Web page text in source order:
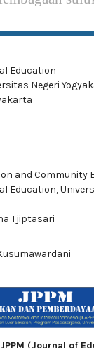
Education
Negeri
and Community
Education,
Tjiptasari
(Journal of